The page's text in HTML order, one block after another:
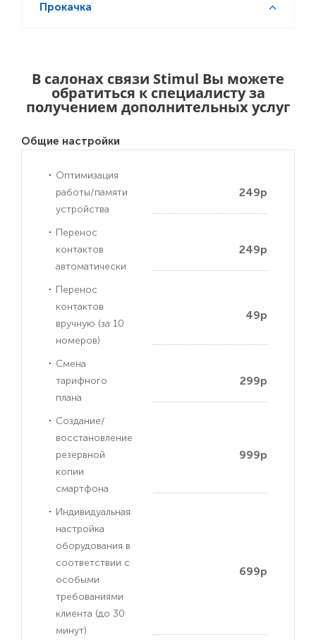
Прокачка
В салонах связи Stimul Вы можете
обратиться к специалисту за
получением дополнительных услуг
Общие настройки
Оптимизация
работы/памяти
устройства
249р
Перенос
контактов
автоматически
249р
Перенос
контактов
вручную (за 10
номеров)
49р
Смена
тарифного
плана
299р
Создание/
восстановление
резервной
копии
смартфона
999р
Индивидуальная
настройка
оборудования в
соответствии с
особыми
требованиями
клиента (до 30
минут)
699р